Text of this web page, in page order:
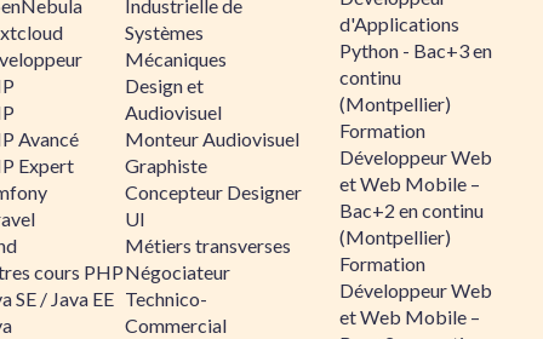
Avancé
Expert
cours PHP
SE / Java EE
Industrielle de
Systèmes
Mécaniques
Design et
Audiovisuel
Monteur Audiovisuel
Graphiste
Concepteur Designer
UI
Métiers transverses
Négociateur
Technico-
Commercial
d'Applications
Python - Bac+3 en
continu
(Montpellier)
Formation
Développeur Web
et Web Mobile –
Bac+2 en continu
(Montpellier)
Formation
Développeur Web
et Web Mobile –